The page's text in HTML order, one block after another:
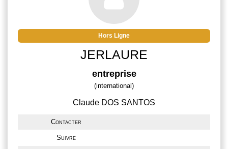
Hors Ligne
JERLAURE
entreprise
(international)
Claude DOS SANTOS
Contacter
Suivre